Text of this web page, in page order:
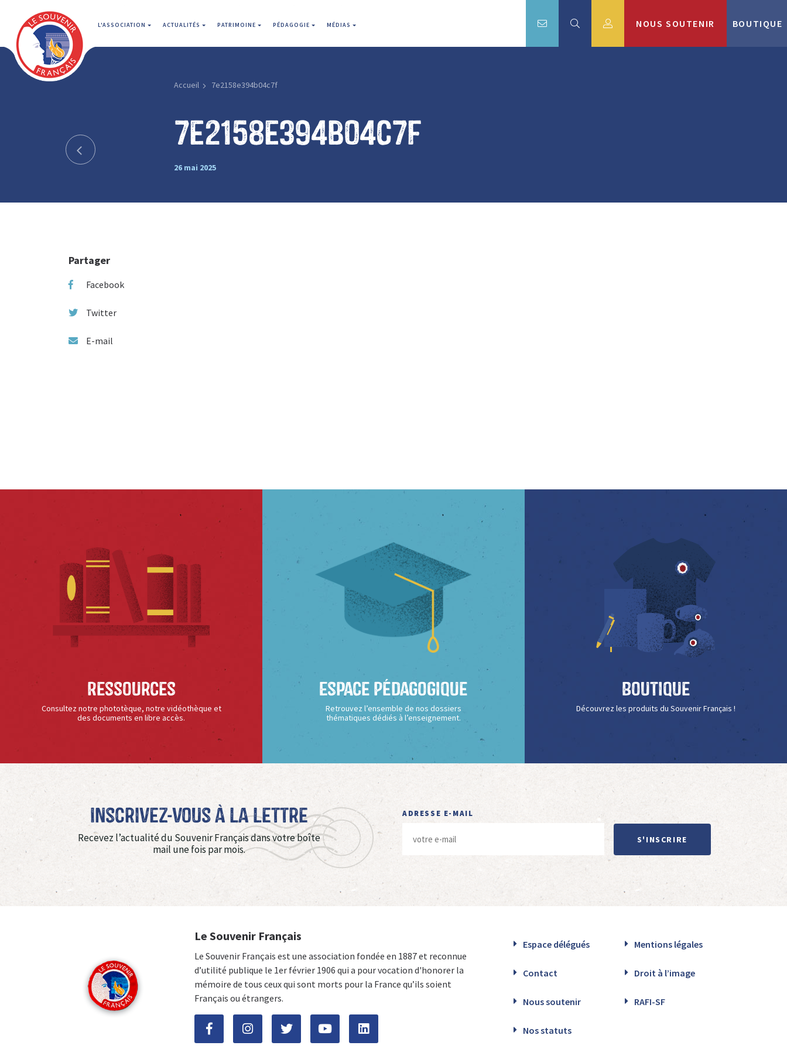
L'ASSOCIATION ACTUALITÉS PATRIMOINE PÉDAGOGIE MÉDIAS NOUS SOUTENIR BOUTIQUE
Accueil 7e2158e394b04c7f
7e2158e394b04c7f
26 mai 2025
Partager
Facebook
Twitter
E-mail
Ressources
Consultez notre phototèque, notre vidéothèque et
des documents en libre accès.
Espace Pédagogique
Retrouvez l’ensemble de nos dossiers
thématiques dédiés à l’enseignement.
Boutique
Découvrez les produits du Souvenir Français !
Inscrivez-vous à La Lettre
Recevez l’actualité du Souvenir Français dans votre boîte
mail une fois par mois.
ADRESSE E-MAIL
S'INSCRIRE
Le Souvenir Français
Le Souvenir Français est une association fondée en 1887 et reconnue
d’utilité publique le 1er février 1906 qui a pour vocation d'honorer la
mémoire de tous ceux qui sont morts pour la France qu’ils soient
Français ou étrangers.
Espace délégués Mentions légales
Contact Droit à l’image
Nous soutenir RAFI-SF
Nos statuts